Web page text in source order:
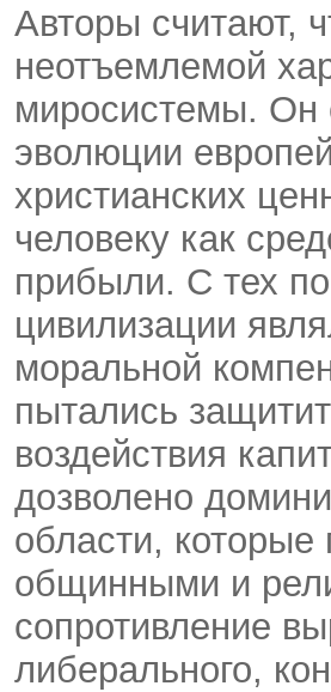
Авторы считают,
неотъемлемой
миросистемы. Он
эволюции
христианских
человеку как
прибыли. С тех
цивилизации
моральной
пытались
воздействия
дозволено
области,
общинными и
сопротивление
либерального,